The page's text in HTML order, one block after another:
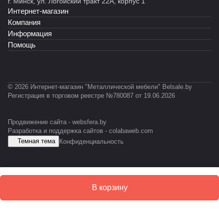
й
С
Т
Ф
Л
Ф
Ф
2
3
1
1
В корзину
Интернет-магазин
Компания
Информация
Помощь
© 2026 Интернет-магазин "Металлической мебели" Belsale.by
Регистрация в торговом реестре №780087 от 19.06.2026
Продвижение сайта - websfera.by
Разработка и поддержка сайтов - colabaweb.com
Темная тема
Конфиденциальность